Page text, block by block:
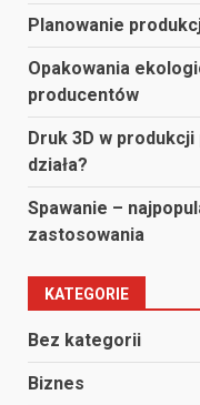
Planowanie
Opakowania
producentów
Druk 3D w
działa?
Spawanie –
zastosowania
KATEGORIE
Bez kategorii
Biznes